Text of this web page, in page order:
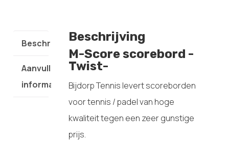
Beschrijving
Aanvullende
informatie
Beschrijving
M-Score scorebord -
Twist-
Bijdorp Tennis levert scoreborden
voor tennis / padel van hoge
kwaliteit tegen een zeer gunstige
prijs.